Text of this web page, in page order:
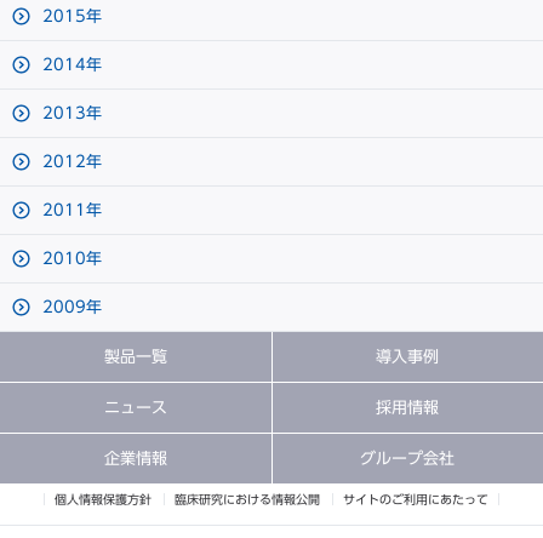
2015年
2014年
2013年
2012年
2011年
2010年
2009年
製品一覧 導入事例
ニュース
企業情報
採用情報
グループ会社
個人情報保護方針 臨床研究における情報公開 サイトのご利用にあたって